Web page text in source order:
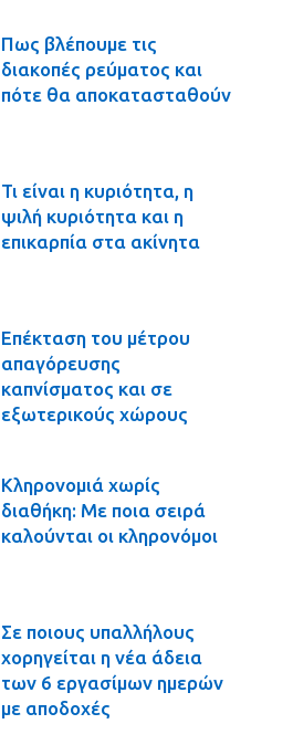
Πως βλέπουμε τις
διακοπές ρεύματος και
πότε θα αποκατασταθούν
Τι είναι η κυριότητα, η
ψιλή κυριότητα και η
επικαρπία στα ακίνητα
Επέκταση του μέτρου
απαγόρευσης
καπνίσματος και σε
εξωτερικούς χώρους
Κληρονομιά χωρίς
διαθήκη: Με ποια σειρά
καλούνται οι κληρονόμοι
Σε ποιους υπαλλήλους
χορηγείται η νέα άδεια
των 6 εργασίμων ημερών
με αποδοχές